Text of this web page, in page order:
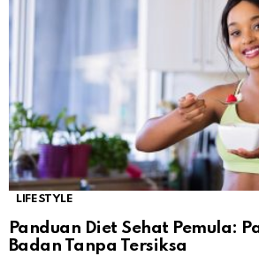
LIFESTYLE
Panduan Diet Sehat Pemula:
Badan Tanpa Tersiksa